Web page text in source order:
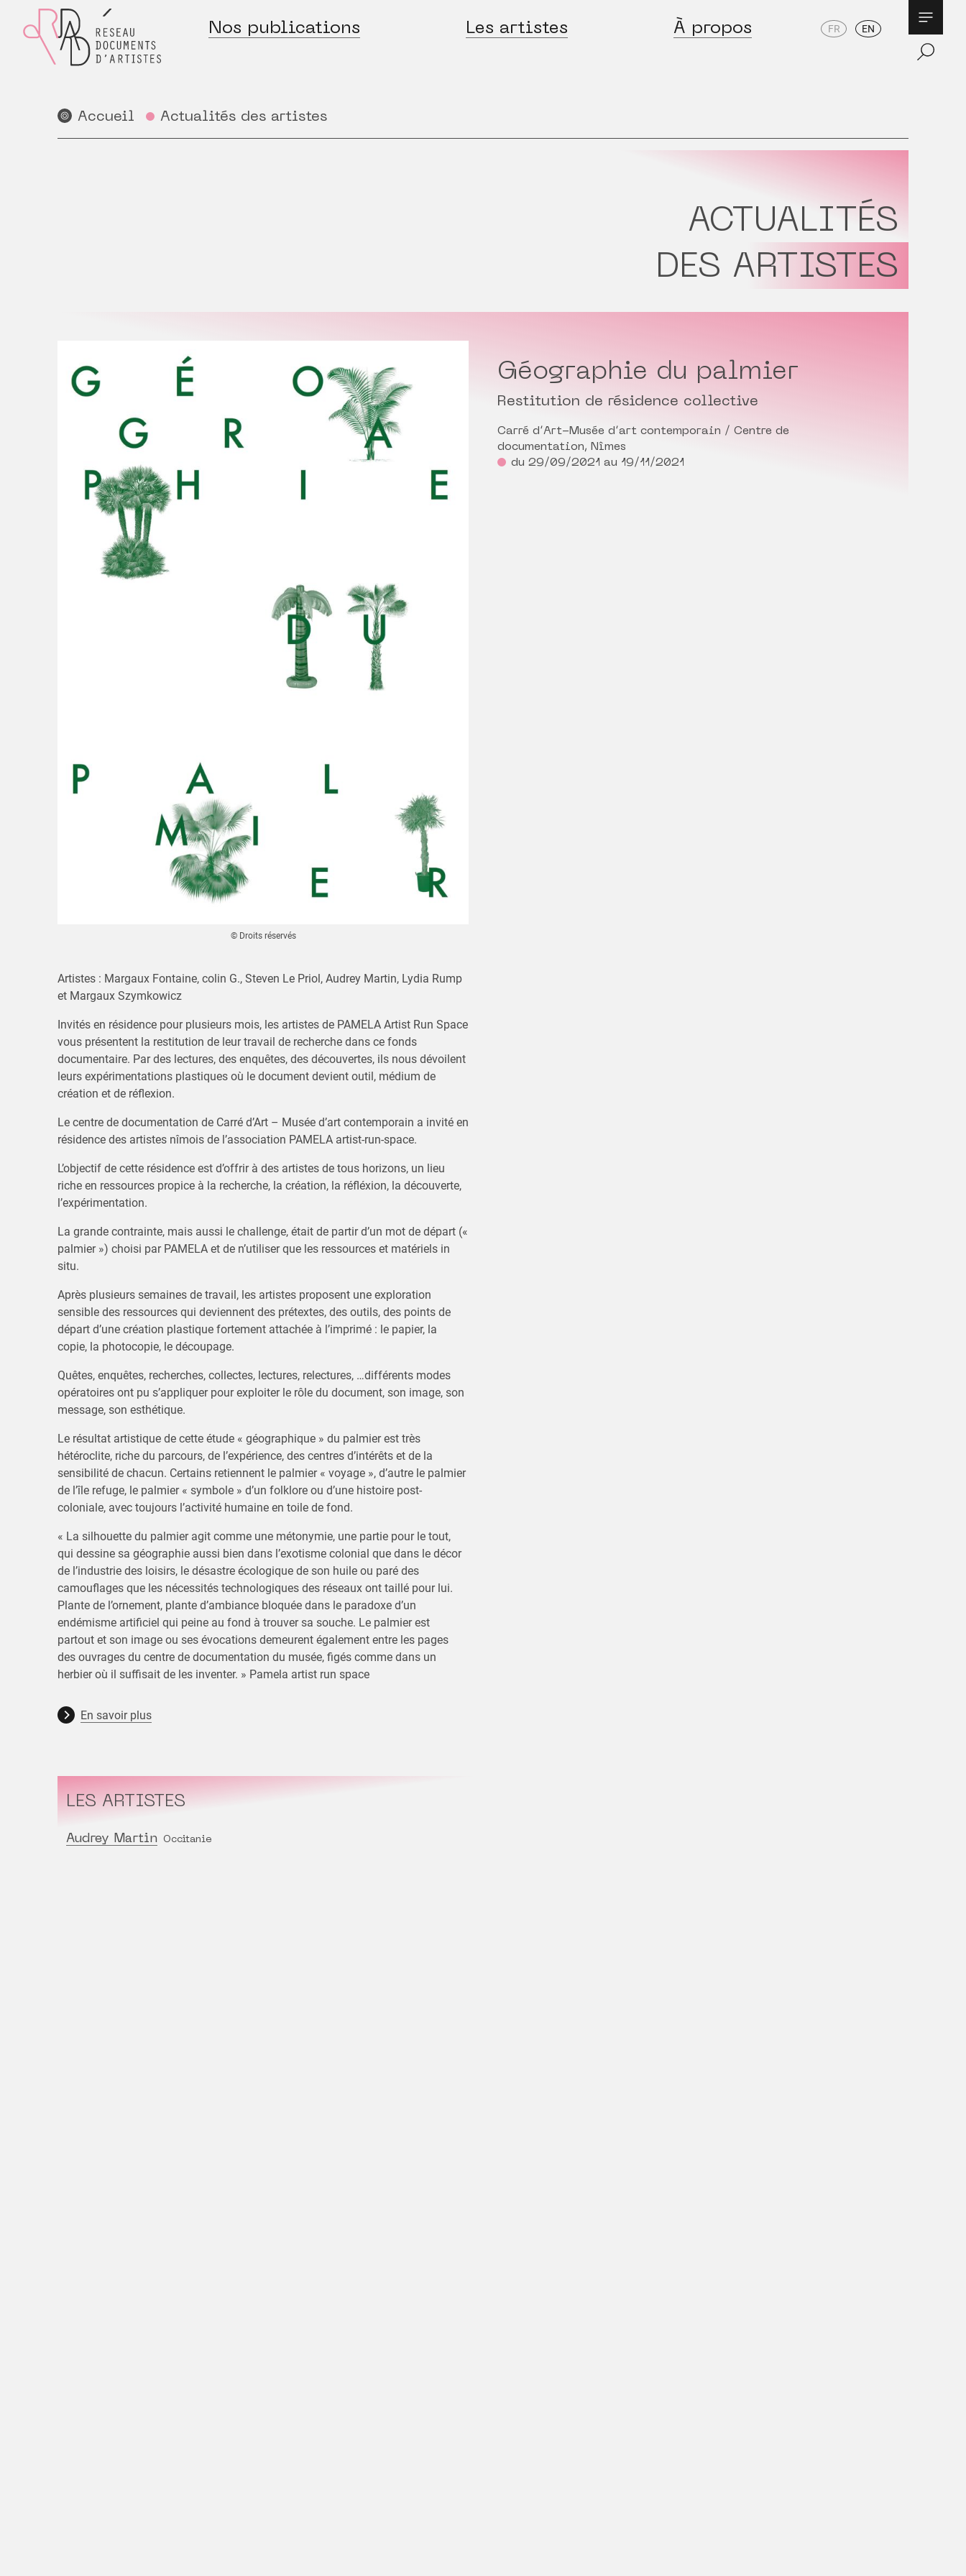
Nos publications Les artistes À propos FR EN
Accueil Actualités des artistes
ACTUALITÉS
DES ARTISTES
© Droits réservés
Géographie du palmier
Restitution de résidence collective
Carré d’Art-Musée d’art contemporain / Centre de
documentation, Nîmes
du 29/09/2021 au 19/11/2021
Artistes : Margaux Fontaine, colin G., Steven Le Priol, Audrey Martin, Lydia Rump
et Margaux Szymkowicz
Invités en résidence pour plusieurs mois, les artistes de PAMELA Artist Run Space
vous présentent la restitution de leur travail de recherche dans ce fonds
documentaire. Par des lectures, des enquêtes, des découvertes, ils nous dévoilent
leurs expérimentations plastiques où le document devient outil, médium de
création et de réflexion.
Le centre de documentation de Carré d’Art – Musée d’art contemporain a invité en
résidence des artistes nîmois de l’association PAMELA artist-run-space.
L’objectif de cette résidence est d’offrir à des artistes de tous horizons, un lieu
riche en ressources propice à la recherche, la création, la réfléxion, la découverte,
l’expérimentation.
La grande contrainte, mais aussi le challenge, était de partir d’un mot de départ («
palmier ») choisi par PAMELA et de n’utiliser que les ressources et matériels in
situ.
Après plusieurs semaines de travail, les artistes proposent une exploration
sensible des ressources qui deviennent des prétextes, des outils, des points de
départ d’une création plastique fortement attachée à l’imprimé : le papier, la
copie, la photocopie, le découpage.
Quêtes, enquêtes, recherches, collectes, lectures, relectures, …différents modes
opératoires ont pu s’appliquer pour exploiter le rôle du document, son image, son
message, son esthétique.
Le résultat artistique de cette étude « géographique » du palmier est très
hétéroclite, riche du parcours, de l’expérience, des centres d’intérêts et de la
sensibilité de chacun. Certains retiennent le palmier « voyage », d’autre le palmier
de l’île refuge, le palmier « symbole » d’un folklore ou d’une histoire post-
coloniale, avec toujours l’activité humaine en toile de fond.
« La silhouette du palmier agit comme une métonymie, une partie pour le tout,
qui dessine sa géographie aussi bien dans l’exotisme colonial que dans le décor
de l’industrie des loisirs, le désastre écologique de son huile ou paré des
camouflages que les nécessités technologiques des réseaux ont taillé pour lui.
Plante de l’ornement, plante d’ambiance bloquée dans le paradoxe d’un
endémisme artificiel qui peine au fond à trouver sa souche. Le palmier est
partout et son image ou ses évocations demeurent également entre les pages
des ouvrages du centre de documentation du musée, figés comme dans un
herbier où il suffisait de les inventer. » Pamela artist run space
En savoir plus
LES ARTISTES
Audrey Martin Occitanie